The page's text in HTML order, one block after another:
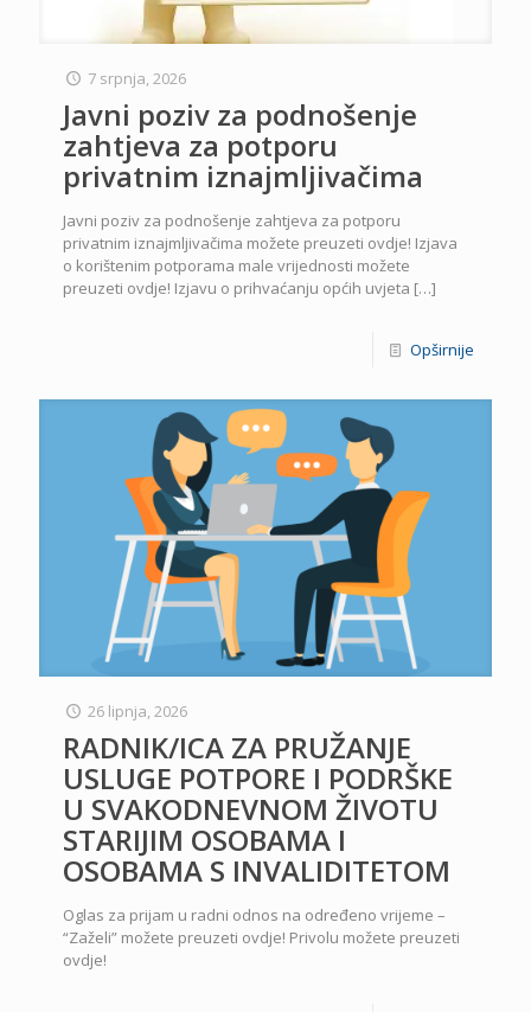
7 srpnja, 2026
Javni poziv za podnošenje
zahtjeva za potporu
privatnim iznajmljivačima
Javni poziv za podnošenje zahtjeva za potporu
privatnim iznajmljivačima možete preuzeti ovdje! Izjava
o korištenim potporama male vrijednosti možete
preuzeti ovdje! Izjavu o prihvaćanju općih uvjeta […]
Opširnije
26 lipnja, 2026
RADNIK/ICA ZA PRUŽANJE
USLUGE POTPORE I PODRŠKE
U SVAKODNEVNOM ŽIVOTU
STARIJIM OSOBAMA I
OSOBAMA S INVALIDITETOM
Oglas za prijam u radni odnos na određeno vrijeme –
“Zaželi” možete preuzeti ovdje! Privolu možete preuzeti
ovdje!